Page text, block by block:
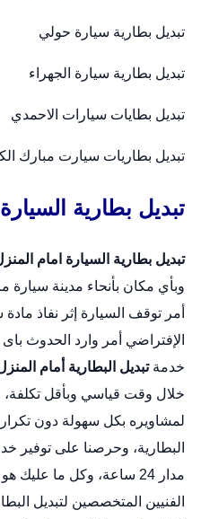
تبديل بطارية سيارة حولي
تبديل بطارية سيارة الجهراء
تبديل بطايات سيارات الاحمدي
تبديل بطاريات سيارت مبارك
تبديل بطارية
تبديل بطارية السيارة امام
وبأي مكان بأنحاء مدينة
أمر توقف السيارة إثر نفاذ
الإفتراضي أمر وارد الحدوث
خدمةتبديل البطارية أمام
خلال وقت قياسي وبأقل تكلفة،
لمشاويره بكل سهولة دون
البطارية، وحرصنا على توفير
مدار 24 ساعة، وكل ما
الفنيين المتخصصين لتبديل